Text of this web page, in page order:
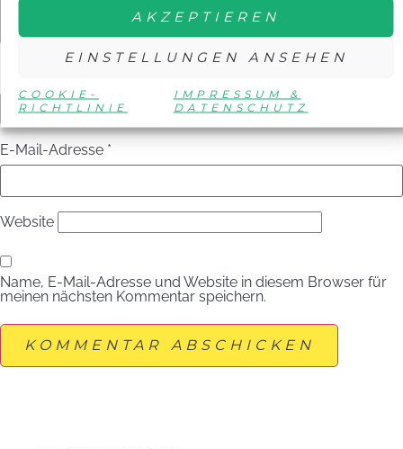
AKZEPTIEREN
EINSTELLUNGEN ANSEHEN
COOKIE-
RICHTLINIE
IMPRESSUM &
DATENSCHUTZ
E-Mail-Adresse *
Website
Name, E-Mail-Adresse und Website in diesem Browser für
meinen nächsten Kommentar speichern.